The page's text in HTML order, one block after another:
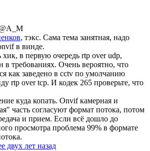
, тэкс. Сама тема занятная, надо
в винде.
в первую очередь rtp over udp,
в требованиях. Очень вероятно, что
как заведено в cctv по умолчанию
rtp over tcp. И кодек 265 проверьте, что
куда копать. Onvif камерная и
часть согласуют формат потока, потом
и прием. Если всё дошло до
просмотра проблема 99% в формате
двух лет назад